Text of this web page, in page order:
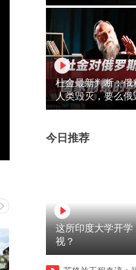
杜金最新判断：
人类毁灭，要么俄
今日推荐
这所印度大学开
视？